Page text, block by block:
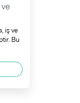
iş ve
Bu